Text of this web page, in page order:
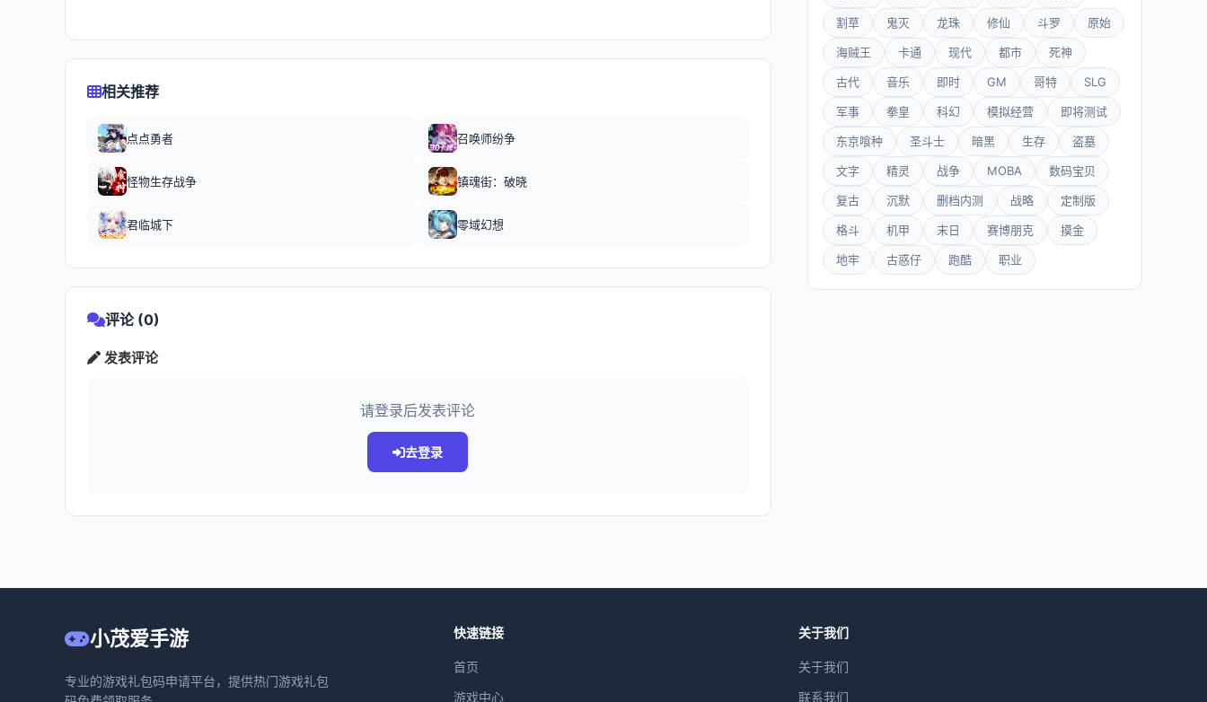
相关推荐
点点勇者 召唤师纷争
怪物生存战争 镇魂街：破晓
君临城下 零域幻想
评论 (0)
发表评论
请登录后发表评论
去登录
割草 鬼灭 龙珠 修仙 斗罗 原始
海贼王 卡通 现代 都市 死神
古代 音乐 即时 GM 哥特 SLG
军事 拳皇 科幻 模拟经营 即将测试
东京喰种 圣斗士 暗黑 生存 盗墓
文字 精灵 战争 MOBA 数码宝贝
复古 沉默 删档内测 战略 定制版
格斗 机甲 末日 赛博朋克 摸金
地牢 古惑仔 跑酷 职业
小茂爱手游
专业的游戏礼包码申请平台，提供热门游戏礼包
快速链接
首页
游戏中心
关于我们
关于我们
联系我们